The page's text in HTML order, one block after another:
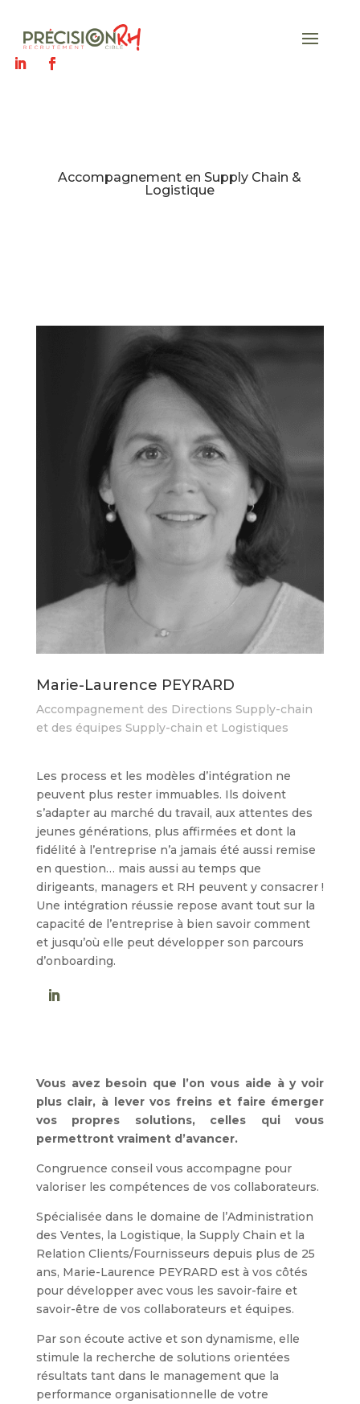
Accompagnement en Supply Chain &
Logistique
Marie-Laurence PEYRARD
Accompagnement des Directions Supply-chain
et des équipes Supply-chain et Logistiques
Les process et les modèles d’intégration ne
peuvent plus rester immuables. Ils doivent
s’adapter au marché du travail, aux attentes des
jeunes générations, plus affirmées et dont la
fidélité à l’entreprise n’a jamais été aussi remise
en question… mais aussi au temps que
dirigeants, managers et RH peuvent y consacrer !
Une intégration réussie repose avant tout sur la
capacité de l’entreprise à bien savoir comment
et jusqu’où elle peut développer son parcours
d’onboarding.
Vous avez besoin que l’on vous aide à y voir
plus clair, à lever vos freins et faire émerger
vos propres solutions, celles qui vous
permettront vraiment d’avancer.
Congruence conseil vous accompagne pour
valoriser les compétences de vos collaborateurs.
Spécialisée dans le domaine de l’Administration
des Ventes, la Logistique, la Supply Chain et la
Relation Clients/Fournisseurs depuis plus de 25
ans, Marie-Laurence PEYRARD est à vos côtés
pour développer avec vous les savoir-faire et
savoir-être de vos collaborateurs et équipes.
Par son écoute active et son dynamisme, elle
stimule la recherche de solutions orientées
résultats tant dans le management que la
performance organisationnelle de votre